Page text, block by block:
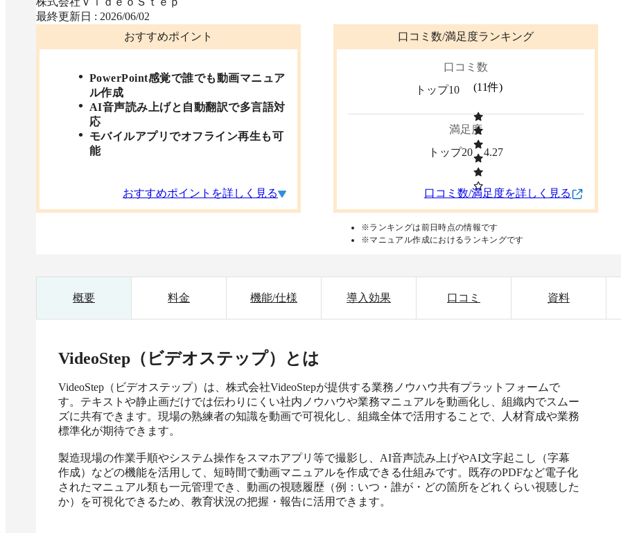
最終更新日 : 2026/06/02
おすすめポイント
PowerPoint感覚で誰でも動画マニュア
ル作成
AI音声読み上げと自動翻訳で多言語対
応
モバイルアプリでオフライン再生も可
能
おすすめポイントを詳しく見る
口コミ数/満足度ランキング
口コミ数
トップ10
(11件)
満足度
トップ20
4.27
口コミ数/満足度を詳しく見る
※ランキングは前日時点の情報です
※マニュアル作成におけるランキングです
概要 料金 機能/仕様 導入効果 口コミ 資料
VideoStep（ビデオステップ） とは
VideoStep（ビデオステップ）は、株式会社VideoStepが提供する業務ノウハウ共有プラットフォームで
す。テキストや静止画だけでは伝わりにくい社内ノウハウや業務マニュアルを動画化し、組織内でスムー
ズに共有できます。現場の熟練者の知識を動画で可視化し、組織全体で活用することで、人材育成や業務
標準化が期待できます。
製造現場の作業手順やシステム操作をスマホアプリ等で撮影し、AI音声読み上げやAI文字起こし（字幕
作成）などの機能を活用して、短時間で動画マニュアルを作成できる仕組みです。既存のPDFなど電子化
されたマニュアル類も一元管理でき、動画の視聴履歴（例：いつ・誰が・どの箇所をどれくらい視聴した
か）を可視化できるため、教育状況の把握・報告に活用できます。